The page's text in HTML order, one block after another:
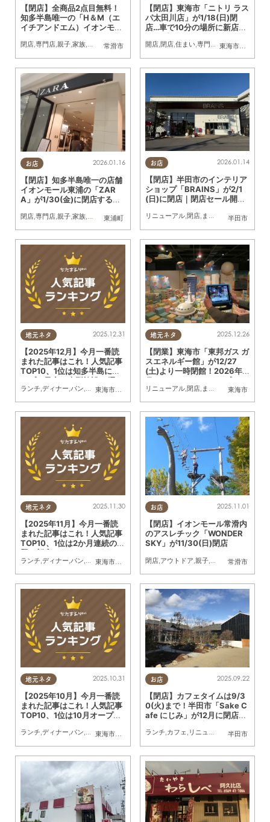
常滑市
【閉店】全商品2点目無料！
知多半島唯一の「H＆M（エ
イチアンドエム）イオンモー
終了
閉店,専門店,親子,家族,カップル,おひとりさま,友人,コスパ抜群 東海市
,知多市
【閉店】東海市「ニトリ ラス
パ太田川店」が1/18(日)閉
店…車で10分の場所に新店舗
開店,閉店,住まい,専門店 雑貨
お店
東浦町
2026.01.16
【閉店】知多半島唯一の店舗
イオンモール東浦の「ZAR
A」が1/30(金)に閉店するら
閉店,専門店,親子,家族,おひとりさま
お店
半田市
2026.01.14
【閉店】半田市のインテリア
ショップ「BRAINS」が2/1
(日)に閉店｜閉店セール開催
リニューアル,閉店, まちネタ ,親子,家族
地元ネタ
東海市
,大府市 知多市,東浦町,阿久比町 ,半田市,常滑市
2025.12.31
【2025年12月】今月一番読
まれた記事はこれ！人気記事
TOP10、1位は知多半島にオ
ープン予定の大型施設16選
ランチ,ディナー,パン,カフェ,スイーツ 開店, 閉店,観光,まとめ記事
地元ネタ
東海市
2025.12.26
【閉業】東海市「東邦ガス ガ
スエネルギー館」が12/27
(土)より一時閉館！2026年7
月にリニューアルオープン
リニューアル,閉店, まちネタ ,親子,家族
地元ネタ
東海市
,大府市 阿久比町,半田市 ,常滑市
2025.11.30
【2025年11月】今月一番読
まれた記事はこれ！人気記事
TOP10、1位は2か月連続の話
題の新店
ランチ ディナー パン カフェ,スイーツ 開店,閉店,観光 まとめ記事
お店
常滑市
2025.11.01
【閉店】イオンモール常滑内
のアスレチック「WONDER
SKY」が11/30(日)閉店
閉店, アウトドア 親子, 友人
地元ネタ
東海市
,大府市 阿久比町,半田市, 常滑市
2025.10.31
【2025年10月】今月一番読
まれた記事はこれ！人気記事
TOP10、1位は10月オープン
ランチ,ディナー,パン,カフェ,スイーツ 開店, 閉店,観光, まとめ記事
お店
半田市
2025.09.22
【閉店】カフェタイムは9/3
0(火)まで！半田市「Sake C
afe にじみ」が12月に閉店し
ランチ,カフェ, リニューアル ,閉店,地元企